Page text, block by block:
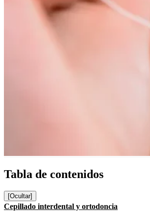
Tabla de contenidos
[Ocultar]
Cepillado interdental y ortodoncia